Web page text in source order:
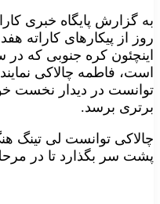
به گزارش پایگاه خبری
روز از پیکارهای کاراته
اینچئون کره جنوبی که
توانست در دیدار نخست
برتری برسد.
پشت سر بگذارد تا در